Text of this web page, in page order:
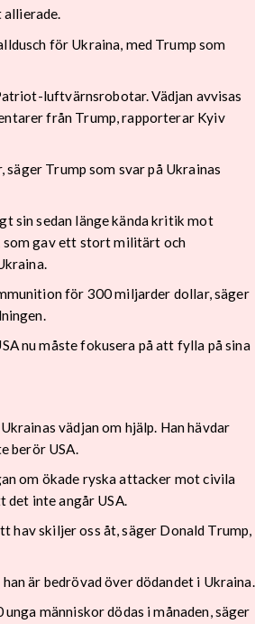
för Ukraina, med Trump som
luftvärnsrobotar. Vädjan avvisas
från Trump, rapporterar Kyiv
säger Trump som svar på Ukrainas
sin sedan länge kända kritik mot
som gav ett stort militärt och
för 300 miljarder dollar, säger
nu måste fokusera på att fylla på sina
vädjan om hjälp. Han hävdar
berör USA.
om ökade ryska attacker mot civila
det inte angår USA.
hav skiljer oss åt, säger Donald Trump,
är bedrövad över dödandet i Ukraina.
människor dödas i månaden, säger